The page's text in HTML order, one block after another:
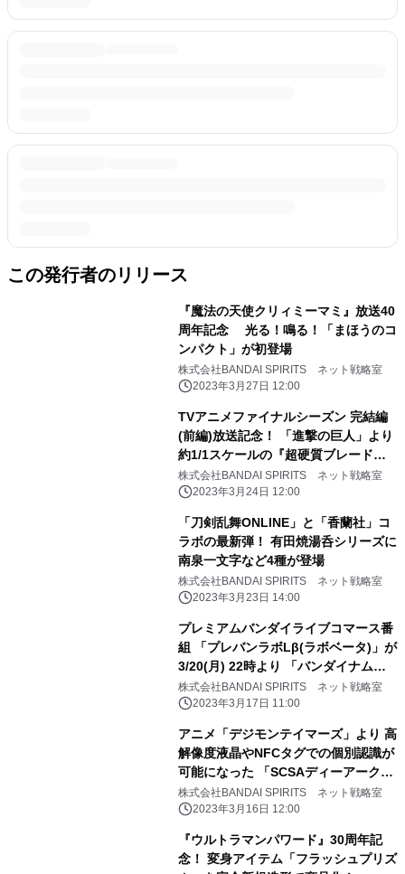
この発行者のリリース
『魔法の天使クリィミーマミ』放送40
周年記念 光る！鳴る！「まほうのコ
ンパクト」が初登場
株式会社BANDAI SPIRITS ネット戦略室
2023年3月27日 12:00
TVアニメファイナルシーズン 完結編
(前編)放送記念！ 「進撃の巨人」より
約1/1スケールの『超硬質ブレード』
が登場！
株式会社BANDAI SPIRITS ネット戦略室
2023年3月24日 12:00
「刀剣乱舞ONLINE」と「香蘭社」コ
ラボの最新弾！ 有田焼湯呑シリーズに
南泉一文字など4種が登場
株式会社BANDAI SPIRITS ネット戦略室
2023年3月23日 14:00
プレミアムバンダイライブコマース番
組 「プレバンラボLβ(ラボベータ)」が
3/20(月) 22時より 「バンダイナムコ
Cross Store 東京」で配信決定 ゲス
トは宮下草薙・宮下兼史鷹(みやした
株式会社BANDAI SPIRITS ネット戦略室
2023年3月17日 11:00
アニメ「デジモンテイマーズ」より 高
解像度液晶やNFCタグでの個別認識が
可能になった 「SCSAディーアーク
ver.松田啓人ULTIMATE」が登場
株式会社BANDAI SPIRITS ネット戦略室
2023年3月16日 12:00
『ウルトラマンパワード』30周年記
念！ 変身アイテム「フラッシュプリズ